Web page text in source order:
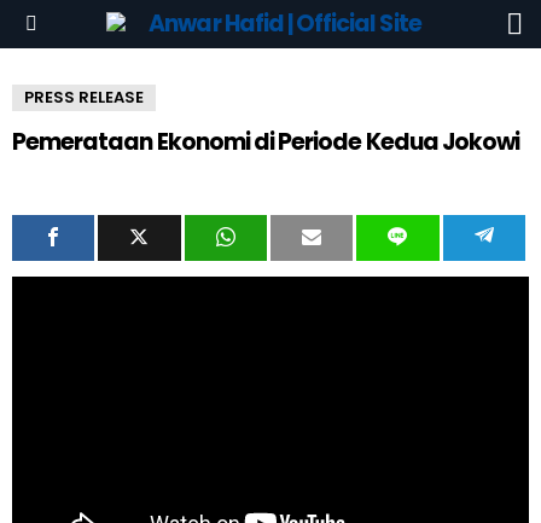
PRESS RELEASE
Pemerataan Ekonomi di Periode Kedua Jokowi